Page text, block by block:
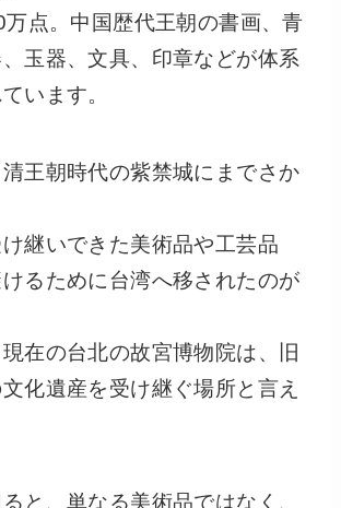
点。中国歴代王朝の書画、青
玉器、文具、印章などが体系
います。
王朝時代の紫禁城にまでさか
継いできた美術品や工芸品
るために台湾へ移されたのが
在の台北の故宮博物院は、旧
化遺産を受け継ぐ場所と言え
と、単なる美術品ではなく、